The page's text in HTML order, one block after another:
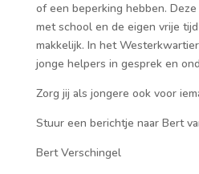
of een beperking hebben.
met school en de eigen vrije
makkelijk. In het
jonge helpers in gesprek en
Zorg jij als jongere ook voor
Stuur een berichtje naar Bert
Bert Verschingel